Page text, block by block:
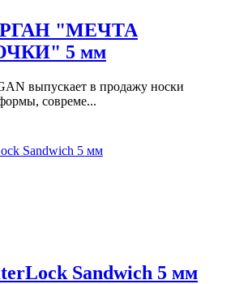
"МЕЧТА
5 мм
выпускает в продажу носки
совреме...
Sandwich 5 мм